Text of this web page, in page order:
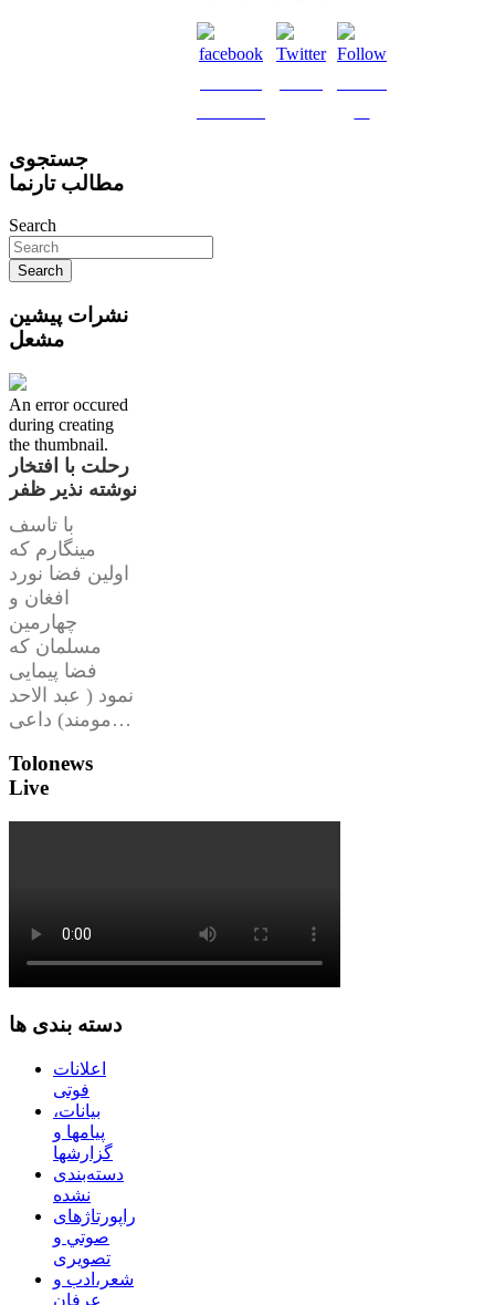
جستجوی
مطالب تارنما
Search
نشرات پیشین
مشعل
An error occured
during creating
the thumbnail.
رحلت با افتخار
نوشته نذیر ظفر
با تاسف
مینگارم که
اولین فضا نورد
افغان و
چهارمین
مسلمان که
فضا پیمایی
نمود ( عبد الاحد
مومند) داعی…
Tolonews
Live
دسته بندی ها
اعلانات
فوتی
بیانات،
پیامها و
گزارشها
دسته‌بندی
نشده
راپورتاژهای
صوتي و
تصويری
شعر،ادب و
عرفان